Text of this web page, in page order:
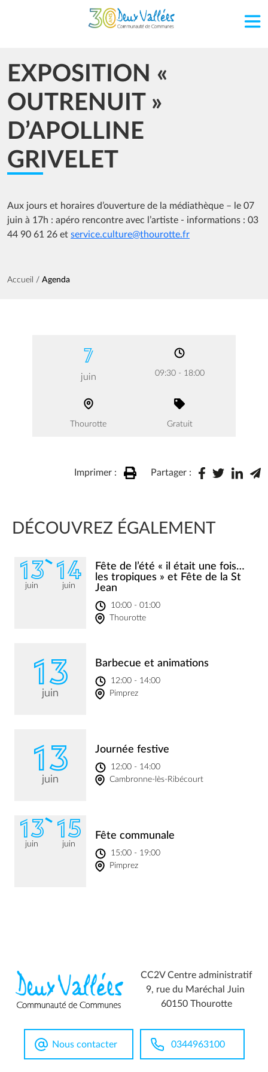
Aller au contenu principal
EXPOSITION «
OUTRENUIT »
D’APOLLINE
GRIVELET
Aux jours et horaires d’ouverture de la médiathèque – le 07
juin à 17h : apéro rencontre avec l’artiste - informations : 03
44 90 61 26 et service.culture@thourotte.fr
Fil d'Ariane
Accueil Agenda
7
juin 09:30 - 18:00
Thourotte Gratuit
Imprimer : Partager :
DÉCOUVREZ ÉGALEMENT
13
juin
14
juin
Fête de l’été « il était une fois…
les tropiques » et Fête de la St
Jean
10:00 - 01:00
Thourotte
13
juin
Barbecue et animations
12:00 - 14:00
Pimprez
13
juin
Journée festive
12:00 - 14:00
Cambronne-lès-Ribécourt
13
juin
15
juin
Fête communale
15:00 - 19:00
Pimprez
CC2V Centre administratif
9, rue du Maréchal Juin
60150 Thourotte
Nous contacter 0344963100